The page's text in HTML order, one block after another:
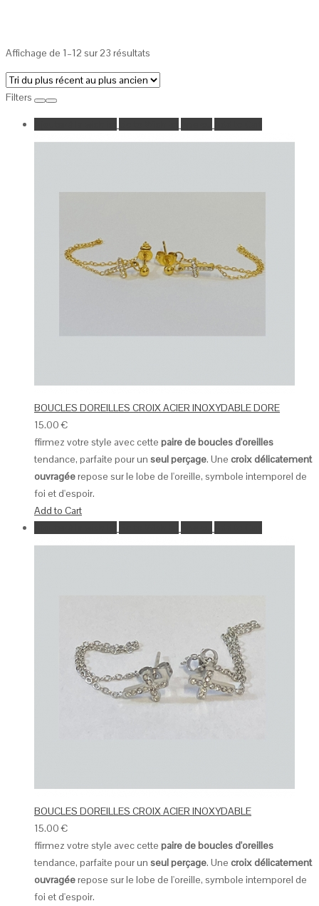
Affichage de 1–12 sur 23 résultats
Filters
BOUCLES DOREILLES CROIX ACIER INOXYDABLE DORE
15.00€
ffirmez votre style avec cette paire de boucles d'oreilles
tendance, parfaite pour un seul perçage. Une croix délicatement
ouvragéerepose sur le lobe de l'oreille, symbole intemporel de
foi et d'espoir.
Add to Cart
BOUCLES DOREILLES CROIX ACIER INOXYDABLE
15.00€
ffirmez votre style avec cette paire de boucles d'oreilles
tendance, parfaite pour un seul perçage. Une croix délicatement
ouvragéerepose sur le lobe de l'oreille, symbole intemporel de
foi et d'espoir.